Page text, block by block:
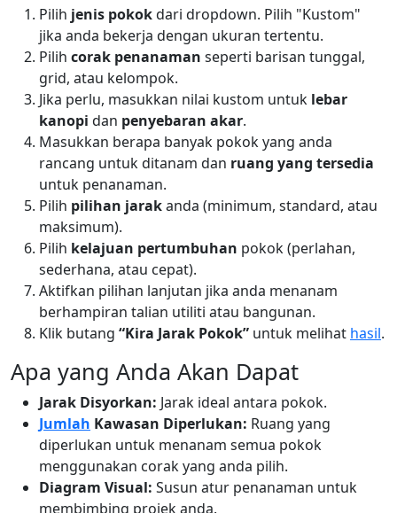
Pilih jenis pokokdari dropdown. Pilih "Kustom"
jika anda bekerja dengan ukuran tertentu.
Pilih corak penanaman seperti barisan tunggal,
grid, atau kelompok.
Jika perlu, masukkan nilai kustom untuk lebar
kanopi dan penyebaran akar.
Masukkan berapa banyak pokok yang anda
rancang untuk ditanam dan ruang yang tersedia
untuk penanaman.
Pilih pilihan jarakanda (minimum, standard, atau
maksimum).
Pilih kelajuan pertumbuhan pokok (perlahan,
sederhana, atau cepat).
Aktifkan pilihan lanjutan jika anda menanam
berhampiran talian utiliti atau bangunan.
Klik butang “Kira Jarak Pokok” untuk melihat hasil.
Apa yang Anda Akan Dapat
Jarak Disyorkan: Jarak ideal antara pokok.
Jumlah Kawasan Diperlukan: Ruang yang
diperlukan untuk menanam semua pokok
menggunakan corak yang anda pilih.
Diagram Visual: Susun atur penanaman untuk
membimbing projek anda.